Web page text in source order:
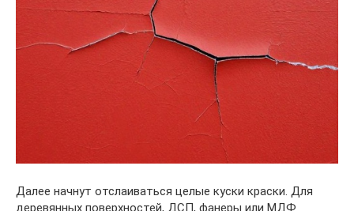
Далее начнут отслаиваться целые куски краски. Для
деревянных поверхностей, ДСП, фанеры или МДФ